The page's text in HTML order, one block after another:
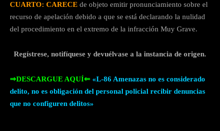
CUARTO: CARECE de objeto emitir pronunciamiento sobre el
recurso de apelación debido a que se está declarando la nulidad
del procedimiento en el extremo de la infracción Muy Grave.
Regístrese, notifíquese y devuélvase a la instancia de origen.
⇒DESCARGUE AQUÍ⇐ «L-86 Amenazas no es considerado
delito, no es obligación del personal policial recibir denuncias
que no configuren delitos»